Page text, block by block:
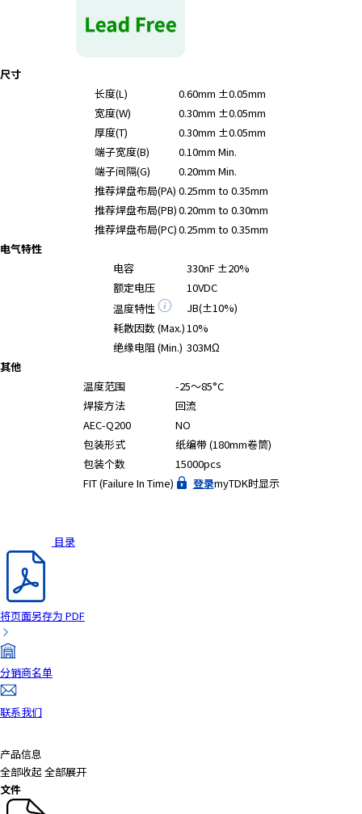
尺寸
长度(L)
0.60mm ±0.05mm
宽度(W)
0.30mm ±0.05mm
厚度(T)
0.30mm ±0.05mm
端子宽度(B)
0.10mm Min.
端子间隔(G)
0.20mm Min.
推荐焊盘布局(PA) 0.25mm to 0.35mm
推荐焊盘布局(PB)0.20mm to 0.30mm
推荐焊盘布局(PC)0.25mm to 0.35mm
电气特性
电容
330nF ±20%
额定电压
10VDC
温度特性
JB(±10%)
耗散因数 (Max.)10%
绝缘电阻 (Min.) 303MΩ
其他
温度范围
-25～85°C
焊接方法
回流
AEC-Q200
NO
包装形式
纸编带 (180mm卷筒)
包装个数
15000pcs
FIT (Failure In Time)
登录myTDK时显示
目录
将页面另存为 PDF
分销商名单
联系我们
产品信息
全部收起 全部展开
文件